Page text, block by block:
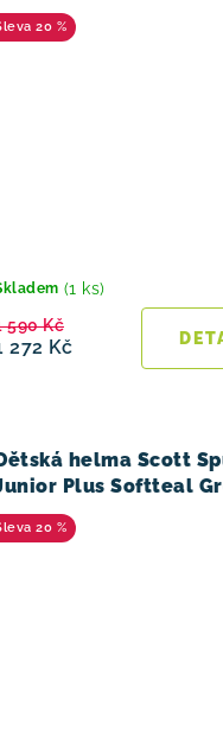
20 %
(1 ks)
272 Kč
590 Kč
helma Scott
Plus Softteal
20 %